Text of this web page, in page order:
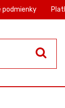
podmienky